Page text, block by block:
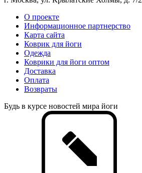
O проекте
Информационное партнерство
Карта сайта
Коврик для йоги
Одежда
Коврики для йоги оптом
Доставка
Оплата
Возвраты
Будь в курсе новостей мира йоги